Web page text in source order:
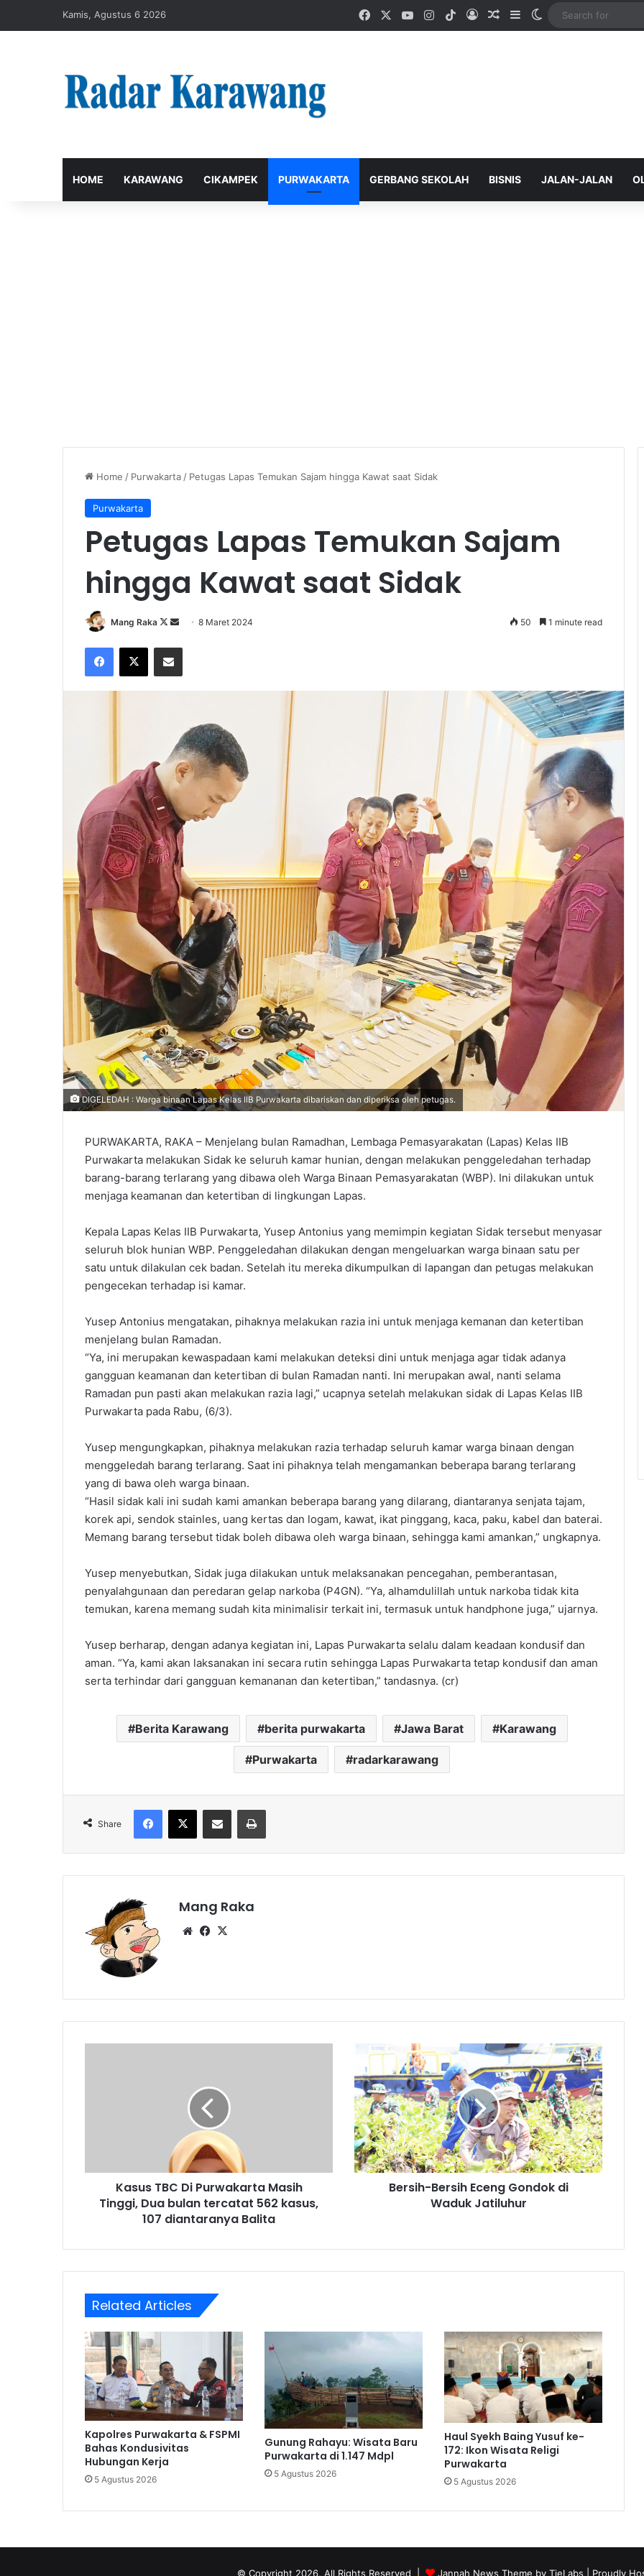
Kamis, Agustus 6 2026 FacebookYouTubeInstagram
TikTokLog InRandom Article
SidebarSwitch skin
HOME KARAWANG CIKAMPEK PURWAKARTA GERBANG SEKOLAH BISNIS JALAN-JALAN
Home / Purwakarta / Petugas Lapas Temukan Sajam hingga Kawat saat Sidak
Purwakarta
Petugas Lapas Temukan Sajam
hingga Kawat saat Sidak
Mang Raka
Follow
X
Send8 Maret 2024 50 1 minute read
Facebook
X Share via Email
DIGELEDAH : Warga binaan Lapas Kelas IIB Purwakarta dibariskan dan diperiksa oleh petugas.
PURWAKARTA, RAKA – Menjelang bulan Ramadhan, Lembaga Pemasyarakatan (Lapas) Kelas IIB
Purwakarta melakukan Sidak ke seluruh kamar hunian, dengan melakukan penggeledahan terhadap
barang-barang terlarang yang dibawa oleh Warga Binaan Pemasyarakatan (WBP). Ini dilakukan untuk
menjaga keamanan dan ketertiban di lingkungan Lapas.
Kepala Lapas Kelas IIB Purwakarta, Yusep Antonius yang memimpin kegiatan Sidak tersebut menyasar
seluruh blok hunian WBP. Penggeledahan dilakukan dengan mengeluarkan warga binaan satu per
satu untuk dilakulan cek badan. Setelah itu mereka dikumpulkan di lapangan dan petugas melakukan
pengecekan terhadap isi kamar.
Yusep Antonius mengatakan, pihaknya melakukan razia ini untuk menjaga kemanan dan ketertiban
menjelang bulan Ramadan.
“Ya, ini merupakan kewaspadaan kami melakukan deteksi dini untuk menjaga agar tidak adanya
gangguan keamanan dan ketertiban di bulan Ramadan nanti. Ini merupakan awal, nanti selama
Ramadan pun pasti akan melakukan razia lagi,” ucapnya setelah melakukan sidak di Lapas Kelas IIB
Purwakarta pada Rabu, (6/3).
Yusep mengungkapkan, pihaknya melakukan razia terhadap seluruh kamar warga binaan dengan
menggeledah barang terlarang. Saat ini pihaknya telah mengamankan beberapa barang terlarang
yang di bawa oleh warga binaan.
“Hasil sidak kali ini sudah kami amankan beberapa barang yang dilarang, diantaranya senjata tajam,
korek api, sendok stainles, uang kertas dan logam, kawat, ikat pinggang, kaca, paku, kabel dan baterai.
Memang barang tersebut tidak boleh dibawa oleh warga binaan, sehingga kami amankan,” ungkapnya.
Yusep menyebutkan, Sidak juga dilakukan untuk melaksanakan pencegahan, pemberantasan,
penyalahgunaan dan peredaran gelap narkoba (P4GN). “Ya, alhamdulillah untuk narkoba tidak kita
temukan, karena memang sudah kita minimalisir terkait ini, termasuk untuk handphone juga,” ujarnya.
Yusep berharap, dengan adanya kegiatan ini, Lapas Purwakarta selalu dalam keadaan kondusif dan
aman. “Ya, kami akan laksanakan ini secara rutin sehingga Lapas Purwakarta tetap kondusif dan aman
serta terhindar dari gangguan kemananan dan ketertiban,” tandasnya. (cr)
Berita Karawang berita purwakarta Jawa Barat Karawang
Purwakarta radarkarawang
Share
Facebook
X Share via Email Print
Mang Raka
WebsiteFacebook
tercatat
kasus,
Kasus TBC Di Purwakarta Masih
Tinggi, Dua bulan tercatat 562 kasus,
107 diantaranya Balita
Bersih-
Bersih
Eceng
Gondok
di
Waduk
Jatiluhur
Bersih-Bersih Eceng Gondok di
Waduk Jatiluhur
Related Articles
Kapolres Purwakarta & FSPMI
Bahas Kondusivitas
Hubungan Kerja
5 Agustus 2026
Gunung Rahayu: Wisata Baru
Purwakarta di 1.147 Mdpl
5 Agustus 2026
Haul Syekh Baing Yusuf ke-
172: Ikon Wisata Religi
Purwakarta
5 Agustus 2026
© Copyright 2026, All Rights Reserved | Jannah News Theme by TieLabs | Proudly